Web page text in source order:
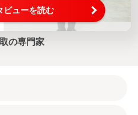
ビューを読む
の専門家